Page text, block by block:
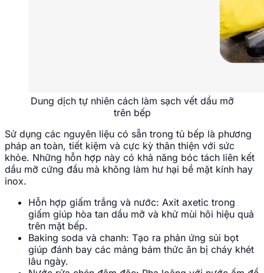
Dung dịch tự nhiên cách làm sạch vết dầu mỡ
trên bếp
Sử dụng các nguyên liệu có sẵn trong tủ bếp là phương
pháp an toàn, tiết kiệm và cực kỳ thân thiện với sức
khỏe. Những hỗn hợp này có khả năng bóc tách liên kết
dầu mỡ cứng đầu mà không làm hư hại bề mặt kính hay
inox.
Hỗn hợp giấm trắng và nước: Axit axetic trong
giấm giúp hòa tan dầu mỡ và khử mùi hôi hiệu quả
trên mặt bếp.
Baking soda và chanh: Tạo ra phản ứng sủi bọt
giúp đánh bay các mảng bám thức ăn bị cháy khét
lâu ngày.